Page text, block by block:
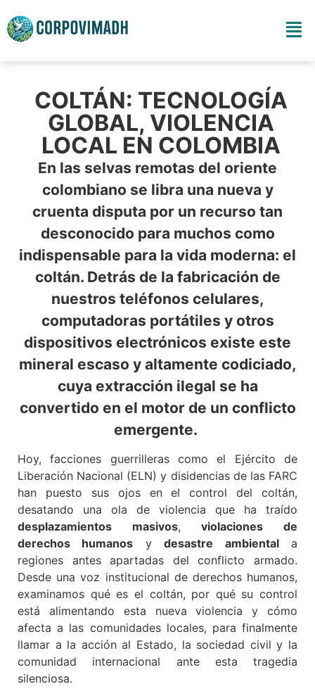
COLTÁN: TECNOLOGÍA
GLOBAL, VIOLENCIA
LOCAL EN COLOMBIA
En las selvas remotas del oriente
colombiano se libra una nueva y
cruenta disputa por un recurso tan
desconocido para muchos como
indispensable para la vida moderna: el
coltán. Detrás de la fabricación de
nuestros teléfonos celulares,
computadoras portátiles y otros
dispositivos electrónicos existe este
mineral escaso y altamente codiciado,
cuya extracción ilegal se ha
convertido en el motor de un conflicto
emergente.
Hoy, facciones guerrilleras como el Ejército de
Liberación Nacional (ELN) y disidencias de las FARC
han puesto sus ojos en el control del coltán,
desatando una ola de violencia que ha traído
desplazamientos masivos,violaciones de
derechos humanos ydesastre ambientala
regiones antes apartadas del conflicto armado.
Desde una voz institucional de derechos humanos,
examinamos qué es el coltán, por qué su control
está alimentando esta nueva violencia y cómo
afecta a las comunidades locales, para finalmente
llamar a la acción al Estado, la sociedad civil y la
comunidad internacional ante esta tragedia
silenciosa.